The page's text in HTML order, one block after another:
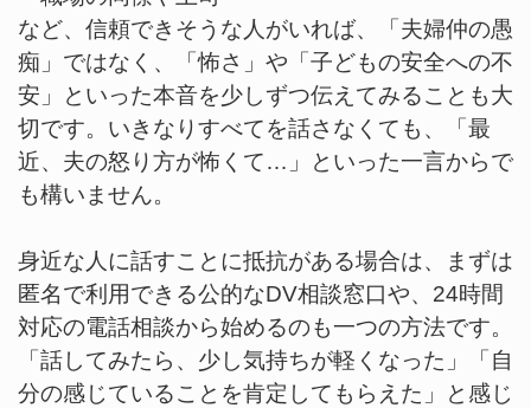
など、信頼できそうな人がいれば、「夫婦仲の愚
痴」ではなく、「怖さ」や「子どもの安全への不
安」といった本音を少しずつ伝えてみることも大
切です。いきなりすべてを話さなくても、「最
近、夫の怒り方が怖くて…」といった一言からで
も構いません。
身近な人に話すことに抵抗がある場合は、まずは
匿名で利用できる公的なDV相談窓口や、24時間
対応の電話相談から始めるのも一つの方法です。
「話してみたら、少し気持ちが軽くなった」「自
分の感じていることを肯定してもらえた」と感じ